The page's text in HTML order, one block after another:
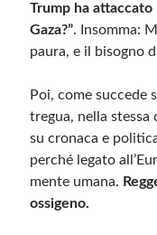
Trump ha attaccato
Gaza?”. Insomma:
paura, e il bisogno
Poi, come succede
tregua, nella stessa
su cronaca e
perché legato
mente umana.
ossigeno.